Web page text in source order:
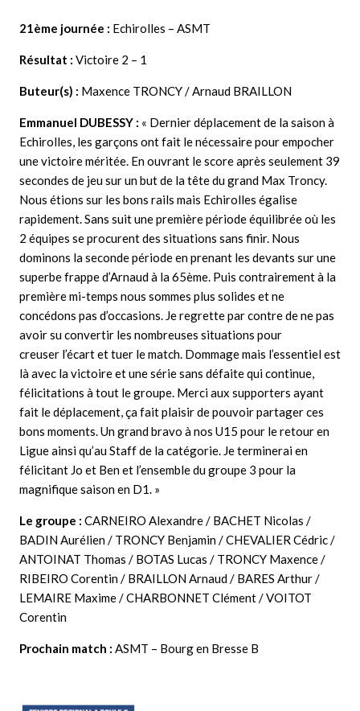
21ème journée : Echirolles – ASMT
Résultat : Victoire 2 – 1
Buteur(s) : Maxence TRONCY / Arnaud BRAILLON
Emmanuel DUBESSY : « Dernier déplacement de la saison à
Echirolles, les garçons ont fait le nécessaire pour empocher
une victoire méritée. En ouvrant le score après seulement 39
secondes de jeu sur un but de la tête du grand Max Troncy.
Nous étions sur les bons rails mais Echirolles égalise
rapidement. Sans suit une première période équilibrée où les
2 équipes se procurent des situations sans finir. Nous
dominons la seconde période en prenant les devants sur une
superbe frappe d’Arnaud à la 65ème. Puis contrairement à la
première mi-temps nous sommes plus solides et ne
concédons pas d’occasions. Je regrette par contre de ne pas
avoir su convertir les nombreuses situations pour
creuser l’écart et tuer le match. Dommage mais l’essentiel est
là avec la victoire et une série sans défaite qui continue,
félicitations à tout le groupe. Merci aux supporters ayant
fait le déplacement, ça fait plaisir de pouvoir partager ces
bons moments. Un grand bravo à nos U15 pour le retour en
Ligue ainsi qu’au Staff de la catégorie. Je terminerai en
félicitant Jo et Ben et l’ensemble du groupe 3 pour la
magnifique saison en D1. »
Le groupe : CARNEIRO Alexandre / BACHET Nicolas /
BADIN Aurélien / TRONCY Benjamin / CHEVALIER Cédric /
ANTOINAT Thomas / BOTAS Lucas / TRONCY Maxence /
RIBEIRO Corentin / BRAILLON Arnaud / BARES Arthur /
LEMAIRE Maxime / CHARBONNET Clément / VOITOT
Corentin
Prochain match : ASMT – Bourg en Bresse B